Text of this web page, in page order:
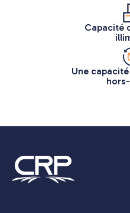
Capacité
Une